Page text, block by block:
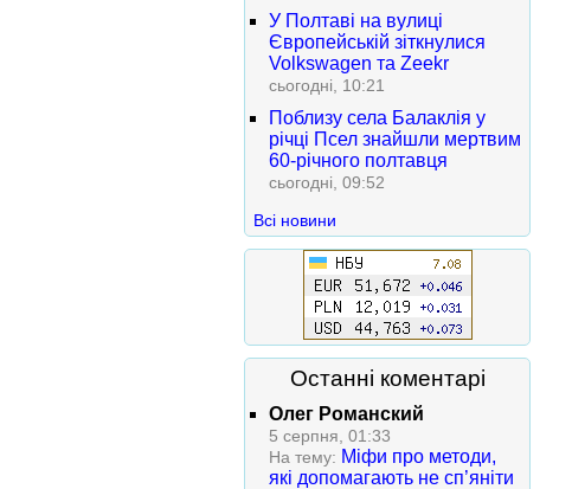
У Полтаві на вулиці
Європейській зіткнулися
Volkswagen та Zeekr
сьогодні, 10:21
Поблизу села Балаклія у
річці Псел знайшли мертвим
60-річного полтавця
сьогодні, 09:52
Всі новини
Останні коментарі
Олег Романский
5 серпня, 01:33
На тему: Міфи про методи,
які допомагають не сп’яніти